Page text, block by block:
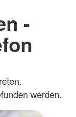
-
werden.